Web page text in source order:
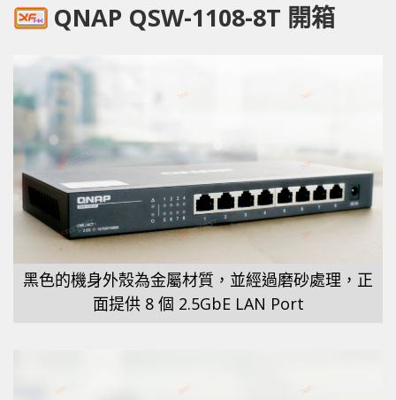
QNAP QSW-1108-8T 開箱
黑色的機身外殼為金屬材質，並經過磨砂處理，正
面提供 8 個 2.5GbE LAN Port